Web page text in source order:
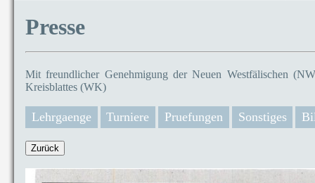
Presse
Mit freundlicher Genehmigung der Neuen Westfälischen
Kreisblattes (WK)
Lehrgaenge Turniere Pruefungen Sonstiges